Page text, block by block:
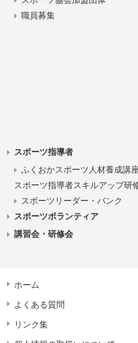
職員募集
スポーツ指導者
ふくおかスポーツ人材養成講
スポーツ指導者スキルアップ研
スポーツリーダー・バンク
スポーツボランティア
講習会・研修会
ホーム
よくある質問
リンク集